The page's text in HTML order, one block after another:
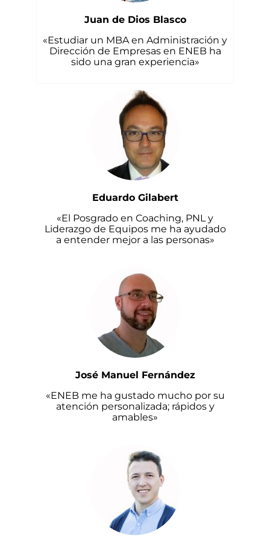
Juan de Dios Blasco
«Estudiar un MBA en Administración y
Dirección de Empresas en ENEB ha
sido una gran experiencia»
Eduardo Gilabert
«El Posgrado en Coaching, PNL y
Liderazgo de Equipos me ha ayudado
a entender mejor a las personas»
José Manuel Fernández
«ENEB me ha gustado mucho por su
atención personalizada; rápidos y
amables»